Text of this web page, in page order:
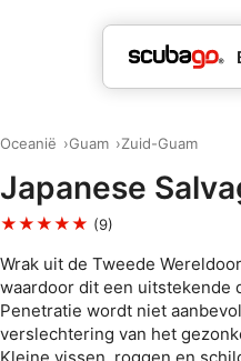
Oceanië Guam Zuid-Guam
Japanese
★★★★★ (9)
Wrak uit de Tweede
waardoor dit een uitstekende
Penetratie wordt niet
verslechtering van het